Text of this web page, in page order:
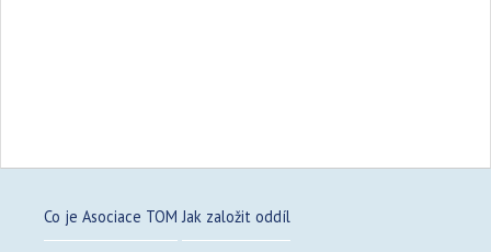
Co je Asociace TOM Jak založit oddíl